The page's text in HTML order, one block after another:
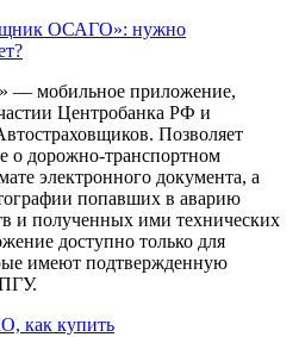
ОСАГО»: нужно
мобильное приложение,
Центробанка РФ и
Позволяет
о дорожно-транспортном
электронного документа, а
попавших в аварию
и полученных ими технических
доступно только для
имеют подтвержденную
как купить